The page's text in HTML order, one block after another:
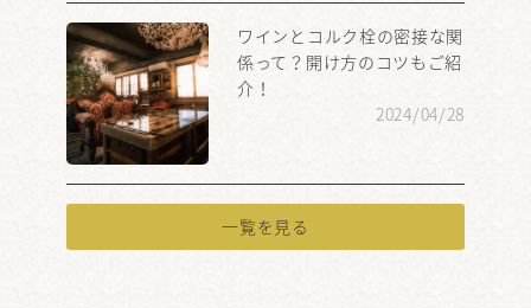
ワインとコルク栓の密接な関
係って？開け方のコツもご紹
介！
2024/04/28
一覧を見る